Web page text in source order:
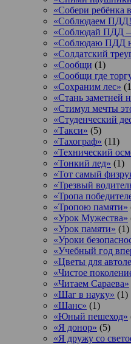
«Собери ребёнка
«Соблюдаем
«Соблюдай ПДД
«Соблюдаю ПДД
«Солдатский
«Сообщи (1)
«Сообщи где
«Сохраним лес»
«Стань заметней
«Стимул мечты
«Студенческий
«Такси» (5)
«Тахограф» (11)
«Технический
«Тонкий лед» (1)
«Тот самый
«Трезвый
«Тропа
«Тропою памяти»
«Урок Мужества»
«Урок памяти» (1)
«Уроки
«Учебный год
«Цветы для
«Чистое
«Читаем Сараева»
«Шаг в науку» (1)
«Шанс» (1)
«Юный пешеход»
«Я донор» (5)
«Я дружу со